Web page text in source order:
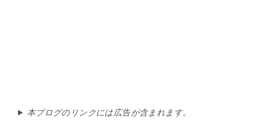
本ブログのリンクには広告が含まれます。